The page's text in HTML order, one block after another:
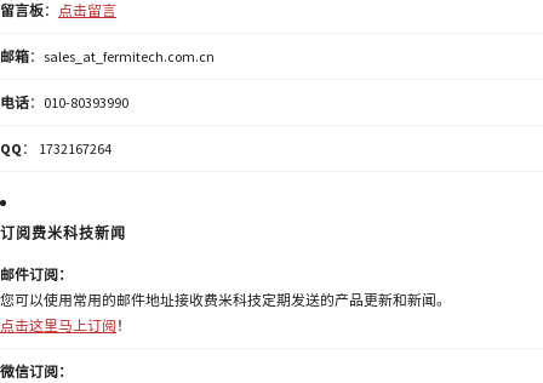
留言板： 点击留言
邮箱：sales_at_fermitech.com.cn
电话：010-80393990
QQ ： 1732167264
订阅费米科技新闻
邮件订阅：
您可以使用常用的邮件地址接收费米科技定期发送的产品更新和新闻。
点击这里马上订阅 ！
微信订阅：